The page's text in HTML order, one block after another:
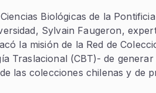
Biológicas de la Pontificia
Sylvain Faugeron,
la misión de la Red de
Traslacional (CBT)- de generar
las colecciones chilenas y de